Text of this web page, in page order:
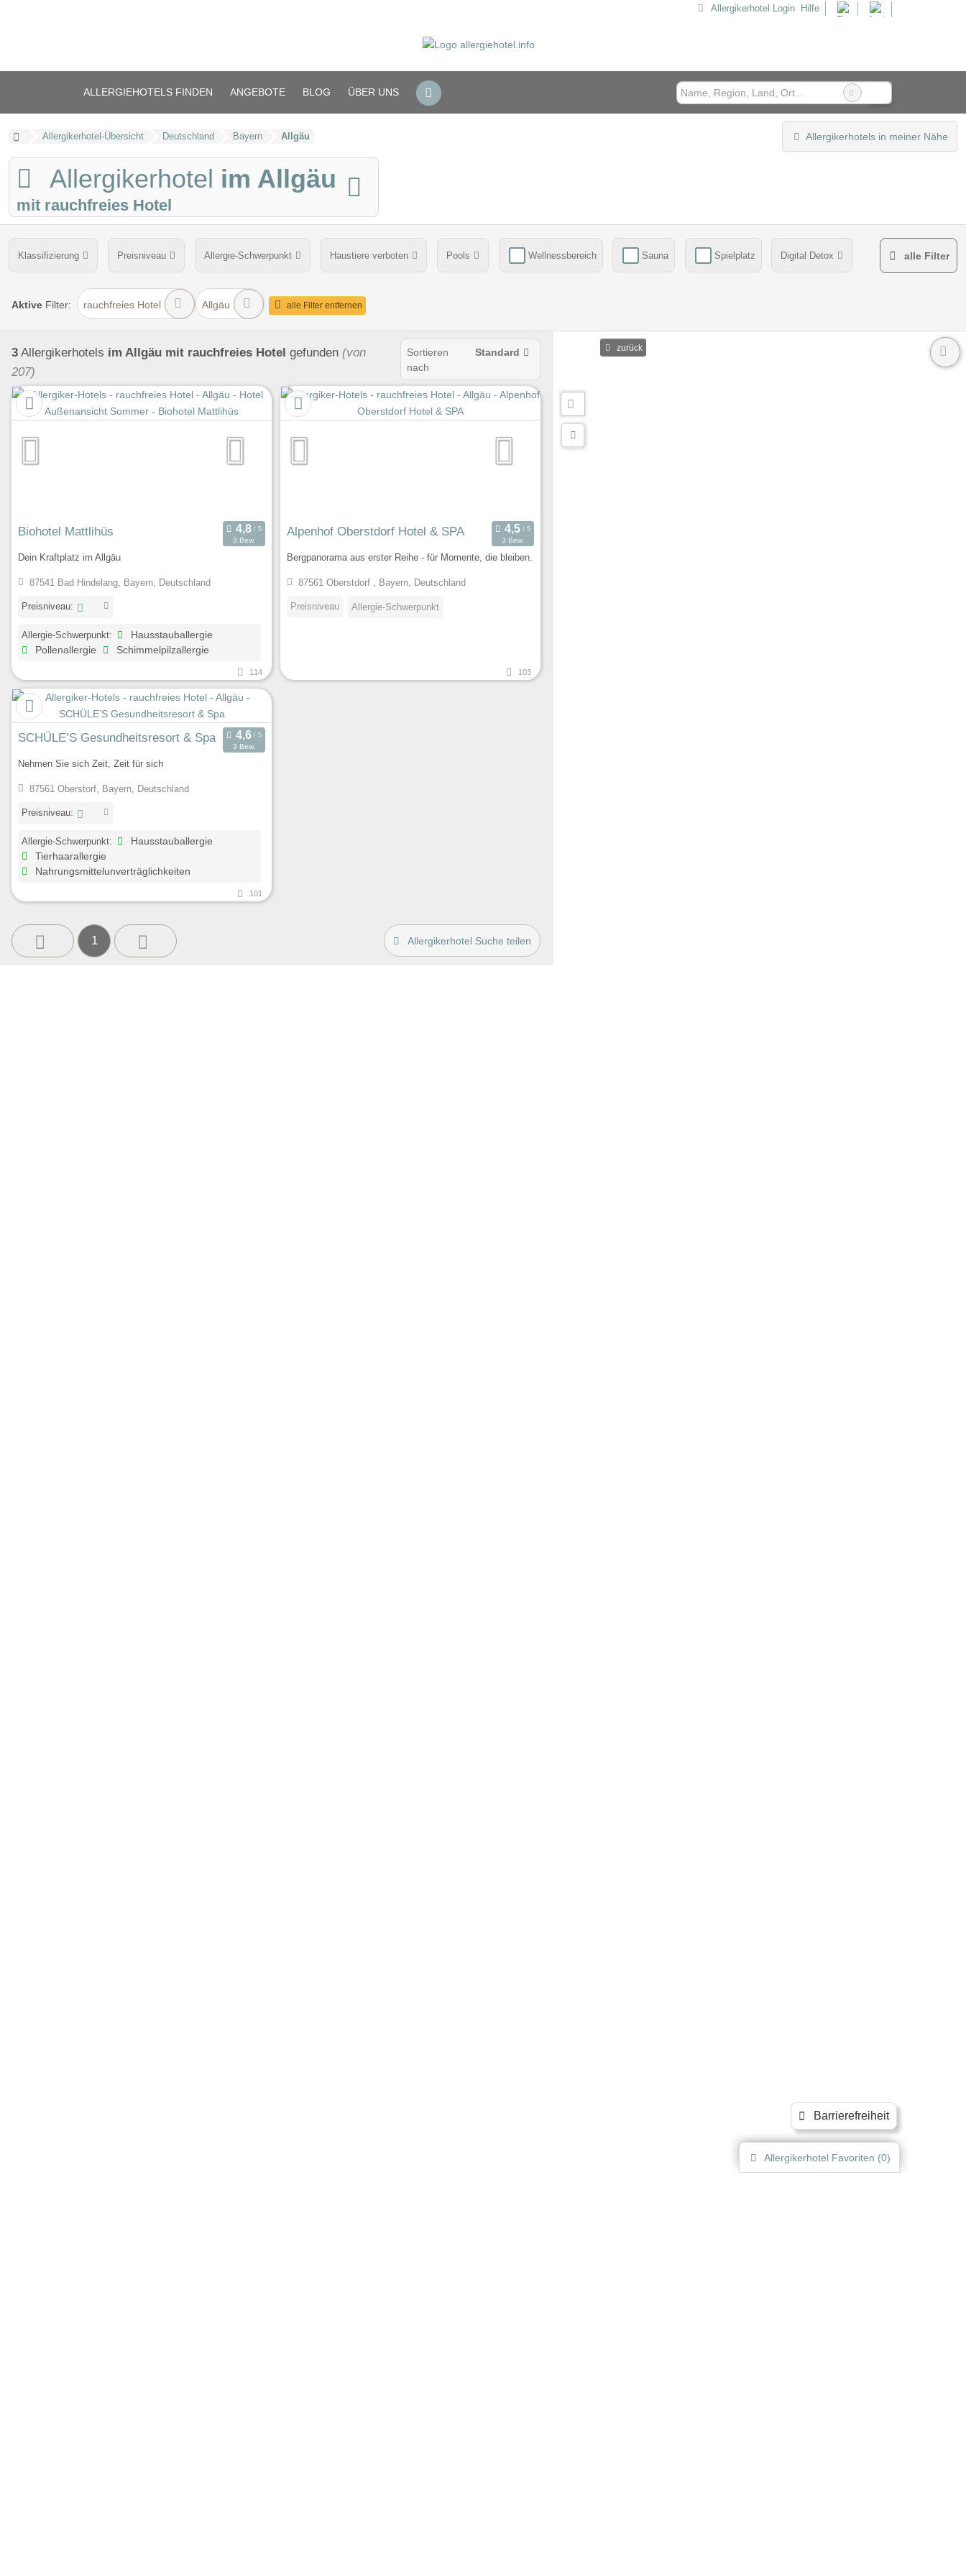
Barrierefreiheit
Allergikerhotel Login Hilfe
ALLERGIEHOTELS FINDEN ANGEBOTE BLOG ÜBER UNS
Allergikerhotel-Übersicht Deutschland Bayern Allgäu Allergikerhotels in meiner Nähe
Allergikerhotel im Allgäu
mit rauchfreies Hotel
Klassifizierung Preisniveau Allergie-Schwerpunkt Haustiere verboten Pools Wellnessbereich Sauna Spielplatz Digital Detox
Hotel ohne Teppichboden Allergiker-Matratzen Zimmerböden in Allergie-Zimmern
alle Filter
Aktive Filter: rauchfreies Hotel Allgäu alle Filter entfernen
3 Allergikerhotels im Allgäu mit rauchfreies Hotel gefunden (von
207)
Sortieren
nach
Standard
Biohotel Mattlihüs
3 Bew.
Dein Kraftplatz im Allgäu
87541 Bad Hindelang, Bayern, Deutschland
Preisniveau:
Allergie-Schwerpunkt:
Hausstauballergie
Pollenallergie
Schimmelpilzallergie
114
Alpenhof Oberstdorf Hotel & SPA
3 Bew.
Bergpanorama aus erster Reihe - für Momente, die bleiben.
87561 Oberstdorf , Bayern, Deutschland
Preisniveau Allergie-Schwerpunkt
103
SCHÜLE’S Gesundheitsresort & Spa
3 Bew.
Nehmen Sie sich Zeit, Zeit für sich
87561 Oberstorf, Bayern, Deutschland
Preisniveau:
Allergie-Schwerpunkt:
Hausstauballergie
Tierhaarallergie
Nahrungsmittelunverträglichkeiten
101
1 Allergikerhotel Suche teilen
Allergikerhotel Favoriten (0)
zurück